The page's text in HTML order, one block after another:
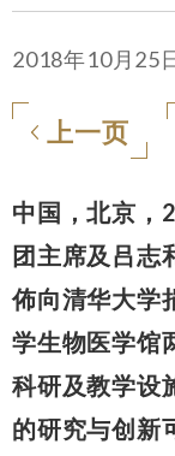
2018年10月25
上一页
中国，北京，
团主席及吕志
佈向清华大学
学生物医学馆
科研及教学设
的研究与创新